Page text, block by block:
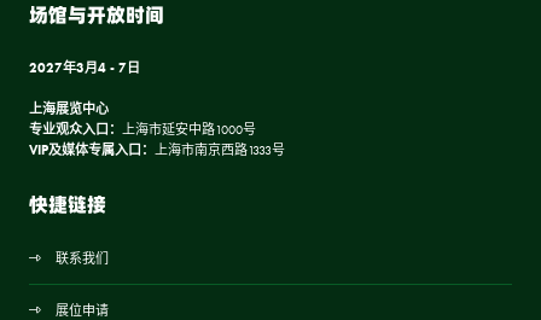
场馆与开放时间
2027年3月4 - 7日
上海展览中心
专业观众入口： 上海市延安中路1000号
VIP及媒体专属入口： 上海市南京西路1333号
快捷链接
联系我们
展位申请